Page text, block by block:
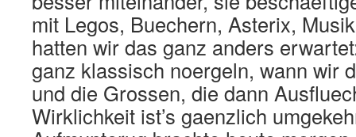
mit Legos, Buechern, Asterix,
hatten wir das ganz anders
ganz klassisch noergeln, wann wir
und die Grossen, die dann
Wirklichkeit ist’s gaenzlich